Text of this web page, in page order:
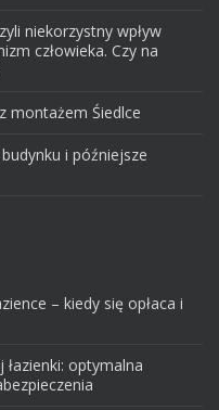
niekorzystny wpływ
człowieka. Czy na
montażem Śiedlce
i późniejsze
– kiedy się opłaca i
optymalna